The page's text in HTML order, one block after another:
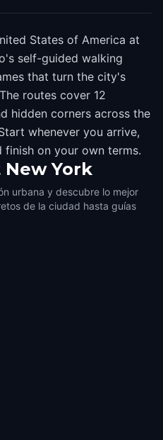
States of America at
self-guided walking
that turn the city's
routes cover 12
hidden corners across the
whenever you arrive,
on your own terms.
New York
urbana y descubre lo mejor
de la ciudad hasta guías